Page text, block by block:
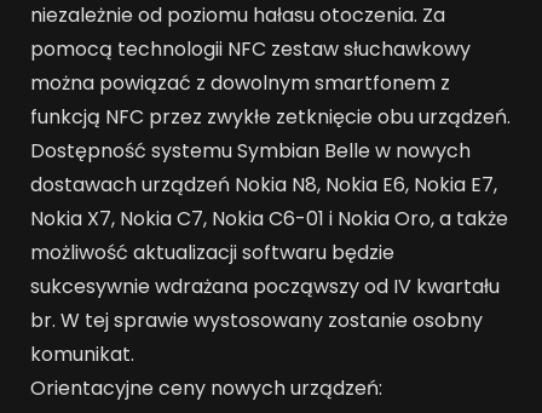
niezależnie od poziomu hałasu otoczenia. Za
pomocą technologii NFC zestaw słuchawkowy
można powiązać z dowolnym smartfonem z
funkcją NFC przez zwykłe zetknięcie obu urządzeń.
Dostępność systemu Symbian Belle w nowych
dostawach urządzeń Nokia N8, Nokia E6, Nokia E7,
Nokia X7, Nokia C7, Nokia C6-01 i Nokia Oro, a także
możliwość aktualizacji softwaru będzie
sukcesywnie wdrażana począwszy od IV kwartału
br. W tej sprawie wystosowany zostanie osobny
komunikat.
Orientacyjne ceny nowych urządzeń: